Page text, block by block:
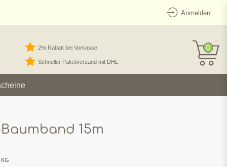
Anmelden
2% Rabatt bei Vorkasse
Schneller Paketversand mit DHL
0
15m